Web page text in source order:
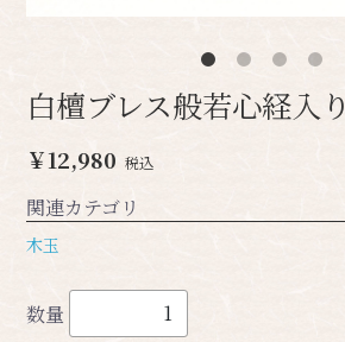
白檀ブレス般若心経入り
￥12,980 税込
関連カテゴリ
木玉
数量